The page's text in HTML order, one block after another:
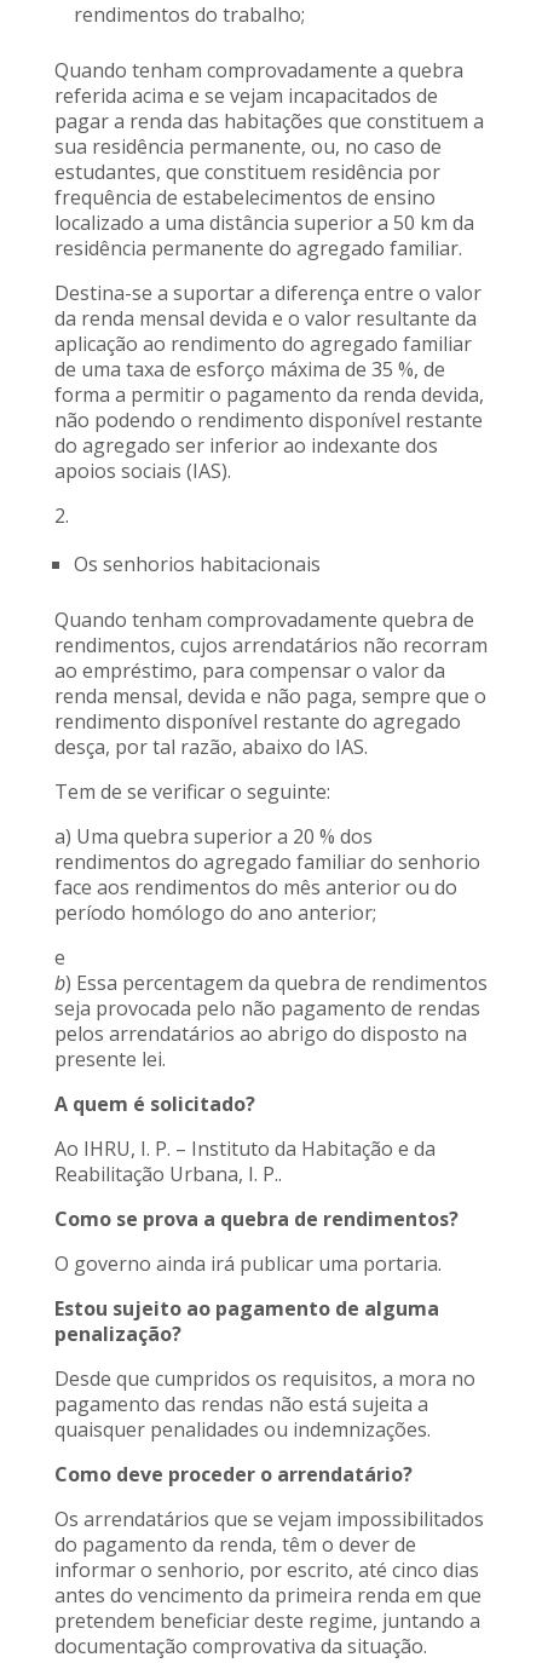
rendimentos do trabalho;
Quando tenham comprovadamente a quebra
referida acima e se vejam incapacitados de
pagar a renda das habitações que constituem a
sua residência permanente, ou, no caso de
estudantes, que constituem residência por
frequência de estabelecimentos de ensino
localizado a uma distância superior a 50 km da
residência permanente do agregado familiar.
Destina-se a suportar a diferença entre o valor
da renda mensal devida e o valor resultante da
aplicação ao rendimento do agregado familiar
de uma taxa de esforço máxima de 35 %, de
forma a permitir o pagamento da renda devida,
não podendo o rendimento disponível restante
do agregado ser inferior ao indexante dos
apoios sociais (IAS).
2.
Os senhorios habitacionais
Quando tenham comprovadamente quebra de
rendimentos, cujos arrendatários não recorram
ao empréstimo, para compensar o valor da
renda mensal, devida e não paga, sempre que o
rendimento disponível restante do agregado
desça, por tal razão, abaixo do IAS.
Tem de se verificar o seguinte:
a) Uma quebra superior a 20 % dos
rendimentos do agregado familiar do senhorio
face aos rendimentos do mês anterior ou do
período homólogo do ano anterior;
e
b) Essa percentagem da quebra de rendimentos
seja provocada pelo não pagamento de rendas
pelos arrendatários ao abrigo do disposto na
presente lei.
A quem é solicitado?
Ao IHRU, I. P. – Instituto da Habitação e da
Reabilitação Urbana, I. P..
Como se prova a quebra de rendimentos?
O governo ainda irá publicar uma portaria.
Estou sujeito ao pagamento de alguma
penalização?
Desde que cumpridos os requisitos, a mora no
pagamento das rendas não está sujeita a
quaisquer penalidades ou indemnizações.
Como deve proceder o arrendatário?
Os arrendatários que se vejam impossibilitados
do pagamento da renda, têm o dever de
informar o senhorio, por escrito, até cinco dias
antes do vencimento da primeira renda em que
pretendem beneficiar deste regime, juntando a
documentação comprovativa da situação.